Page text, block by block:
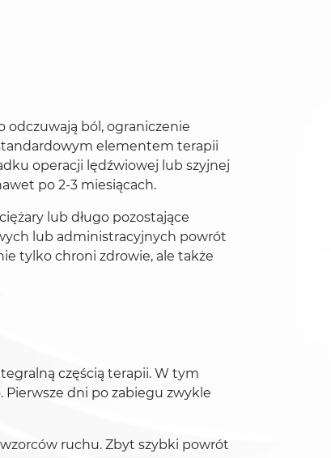
odczuwają ból, ograniczenie
elementem terapii
operacji lędźwiowej lub szyjnej
po 2-3 miesiącach.
lub długo pozostające
lub administracyjnych powrót
tylko chroni zdrowie, ale także
częścią terapii. W tym
dni po zabiegu zwykle
ruchu. Zbyt szybki powrót